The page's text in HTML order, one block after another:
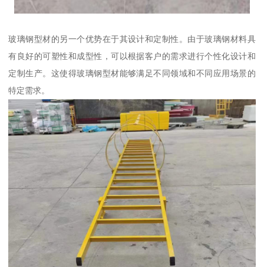
玻璃钢型材的另一个优势在于其设计和定制性。由于玻璃钢材料具
有良好的可塑性和成型性，可以根据客户的需求进行个性化设计和
定制生产。这使得玻璃钢型材能够满足不同领域和不同应用场景的
特定需求。